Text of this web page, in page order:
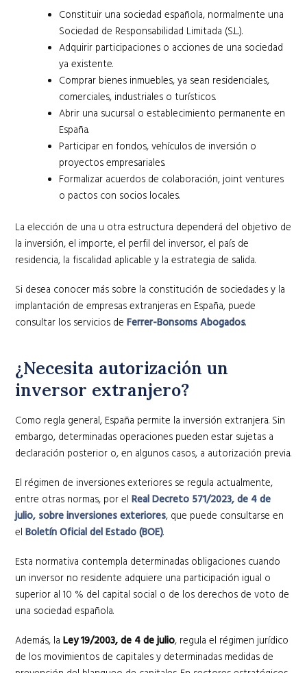
Constituir una sociedad española, normalmente una
Sociedad de Responsabilidad Limitada (S.L.).
Adquirir participaciones o acciones de una sociedad
ya existente.
Comprar bienes inmuebles, ya sean residenciales,
comerciales, industriales o turísticos.
Abrir una sucursal o establecimiento permanente en
España.
Participar en fondos, vehículos de inversión o
proyectos empresariales.
Formalizar acuerdos de colaboración, joint ventures
o pactos con socios locales.
La elección de una u otra estructura dependerá del objetivo de
la inversión, el importe, el perfil del inversor, el país de
residencia, la fiscalidad aplicable y la estrategia de salida.
Si desea conocer más sobre la constitución de sociedades y la
implantación de empresas extranjeras en España, puede
consultar los servicios deFerrer-Bonsoms Abogados.
¿Necesita autorización un
inversor extranjero?
Como regla general, España permite la inversión extranjera. Sin
embargo, determinadas operaciones pueden estar sujetas a
declaración posterior o, en algunos casos, a autorización previa.
El régimen de inversiones exteriores se regula actualmente,
entre otras normas, por elReal Decreto 571/2023, de 4 de
julio, sobre inversiones exteriores, que puede consultarse en
elBoletín Oficial del Estado (BOE).
Esta normativa contempla determinadas obligaciones cuando
un inversor no residente adquiere una participación igual o
superior al 10 % del capital social o de los derechos de voto de
una sociedad española.
Además, laLey 19/2003, de 4 de julio, regula el régimen jurídico
de los movimientos de capitales y determinadas medidas de